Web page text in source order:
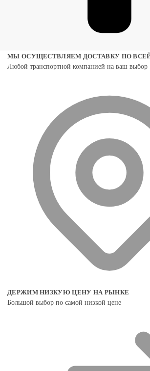
МЫ ОСУЩЕСТВЛЯЕМ ДОСТАВКУ ПО
Любой транспортной компанией на ваш выбор
ДЕРЖИМ НИЗКУЮ ЦЕНУ НА РЫНКЕ
Большой выбор по самой низкой цене